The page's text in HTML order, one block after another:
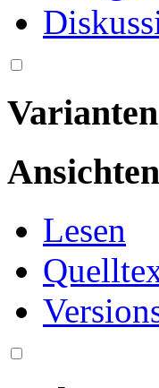
Varianten
Ansichten
Lesen